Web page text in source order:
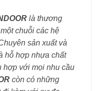
là thương
chuỗi các hệ
sản xuất và
hỗ hợp nhựa chất
hợp với mọi nhu cầu
còn có những